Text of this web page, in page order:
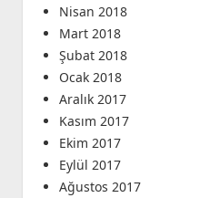
Nisan 2018
Mart 2018
Şubat 2018
Ocak 2018
Aralık 2017
Kasım 2017
Ekim 2017
Eylül 2017
Ağustos 2017